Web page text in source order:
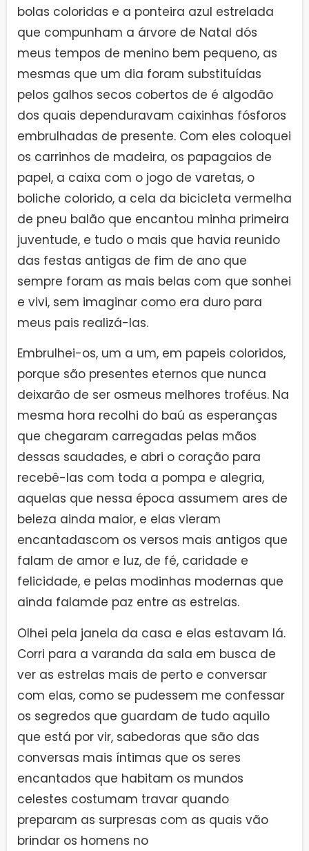
bolas coloridas e a ponteira azul estrelada
que compunham a árvore de Natal dós
meus tempos de menino bem pequeno, as
mesmas que um dia foram substituídas
pelos galhos secos cobertos de é algodão
dos quais dependuravam caixinhas fósforos
embrulhadas de presente. Com eles coloquei
os carrinhos de madeira, os papagaios de
papel, a caixa com o jogo de varetas, o
boliche colorido, a cela da bicicleta vermelha
de pneu balão que encantou minha primeira
juventude, e tudo o mais que havia reunido
das festas antigas de fim de ano que
sempre foram as mais belas com que sonhei
e vivi, sem imaginar como era duro para
meus pais realizá-las.
Embrulhei-os, um a um, em papeis coloridos,
porque são presentes eternos que nunca
deixarão de ser osmeus melhores troféus. Na
mesma hora recolhi do baú as esperanças
que chegaram carregadas pelas mãos
dessas saudades, e abri o coração para
recebê-las com toda a pompa e alegria,
aquelas que nessa época assumem ares de
beleza ainda maior, e elas vieram
encantadascom os versos mais antigos que
falam de amor e luz, de fé, caridade e
felicidade, e pelas modinhas modernas que
ainda falamde paz entre as estrelas.
Olhei pela janela da casa e elas estavam lá.
Corri para a varanda da sala em busca de
ver as estrelas mais de perto e conversar
com elas, como se pudessem me confessar
os segredos que guardam de tudo aquilo
que está por vir, sabedoras que são das
conversas mais íntimas que os seres
encantados que habitam os mundos
celestes costumam travar quando
preparam as surpresas com as quais vão
brindar os homens no